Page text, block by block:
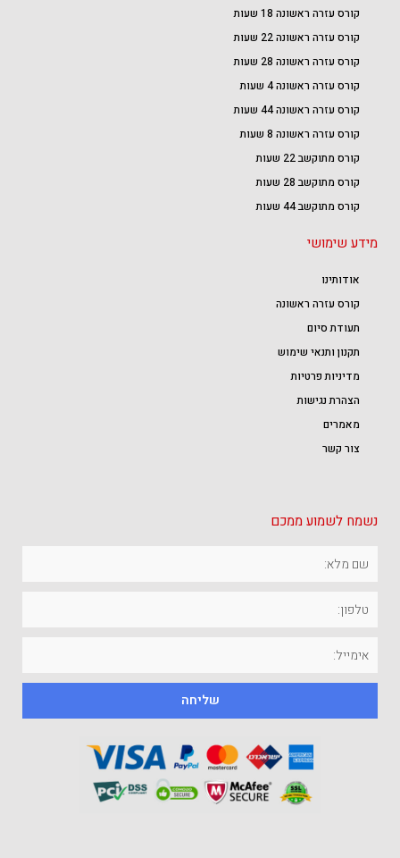
קורס עזרה ראשונה 18 שעות
קורס עזרה ראשונה 22 שעות
קורס עזרה ראשונה 28 שעות
קורס עזרה ראשונה 4 שעות
קורס עזרה ראשונה 44 שעות
קורס עזרה ראשונה 8 שעות
קורס מתוקשב 22 שעות
קורס מתוקשב 28 שעות
קורס מתוקשב 44 שעות
מידע שימושי
אודותינו
קורס עזרה ראשונה
תעודת סיום
תקנון ותנאי שימוש
מדיניות פרטיות
הצהרת נגישות
מאמרים
צור קשר
נשמח לשמוע ממכם
שליחה